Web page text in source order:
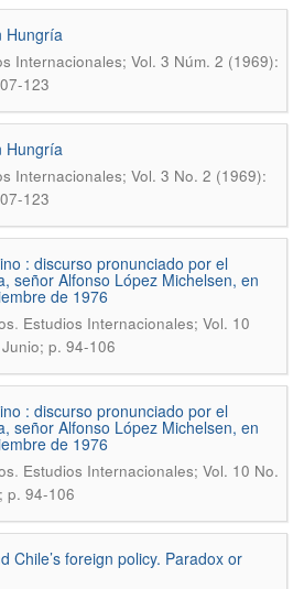
Hungría
Internacionales; Vol. 3 Núm. 2 (1969):
123
Hungría
Internacionales; Vol. 3 No. 2 (1969):
123
: discurso pronunciado por el
señor Alfonso López Michelsen, en
de 1976
. Estudios Internacionales; Vol. 10
p. 94-106
: discurso pronunciado por el
señor Alfonso López Michelsen, en
de 1976
. Estudios Internacionales; Vol. 10 No.
p. 94-106
Chile’s foreign policy. Paradox or